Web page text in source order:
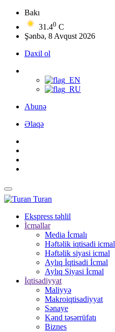
Bakı
31.40 C
Şənbə, 8 Avqust 2026
Daxil ol
Abunə
Əlaqə
Turan
Ekspress təhlil
İcmallar
Media İcmalı
Həftəlik iqtisadi icmal
Həftəlik siyasi icmal
Aylıq İqtisadi İcmal
Aylıq Siyasi İcmal
İqtisadiyyat
Maliyyə
Makroiqtisadiyyat
Sənaye
Kənd təsərrüfatı
Biznes